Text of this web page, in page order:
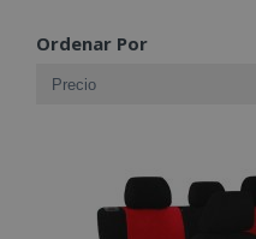
Ordenar Por